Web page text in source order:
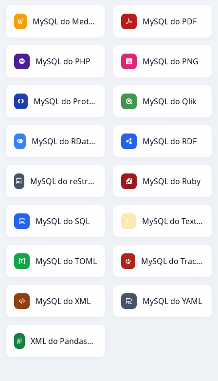
MySQL do MediaWiki MySQL do PDF
MySQL do PHP MySQL do PNG
MySQL do Protobuf MySQL do Qlik
MySQL do RDataFrame MySQL do RDF
MySQL do reStructuredText MySQL do Ruby
MySQL do SQL MySQL do Textile
MySQL do TOML MySQL do TracWiki
MySQL do XML MySQL do YAML
XML do PandasDataFrame